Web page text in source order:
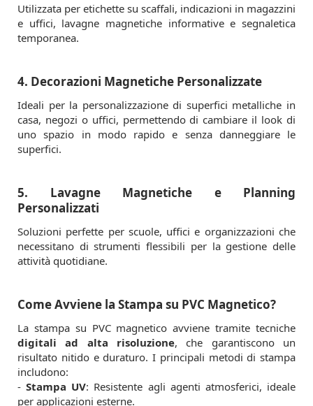
Utilizzata per etichette su scaffali, indicazioni in magazzini
e uffici, lavagne magnetiche informative e segnaletica
temporanea.
4. Decorazioni Magnetiche Personalizzate
Ideali per la personalizzazione di superfici metalliche in
casa, negozi o uffici, permettendo di cambiare il look di
uno spazio in modo rapido e senza danneggiare le
superfici.
5. Lavagne Magnetiche e Planning
Personalizzati
Soluzioni perfette per scuole, uffici e organizzazioni che
necessitano di strumenti flessibili per la gestione delle
attività quotidiane.
Come Avviene la Stampa su PVC Magnetico?
La stampa su PVC magnetico avviene tramite tecniche
digitali ad alta risoluzione, che garantiscono un
risultato nitido e duraturo. I principali metodi di stampa
includono:
-Stampa UV: Resistente agli agenti atmosferici, ideale
per applicazioni esterne.